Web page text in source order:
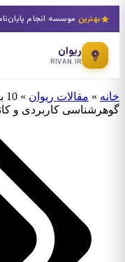
بهترین موسسه انجام
ریوان
RIVAN.IR
خانه » مقالات ریوان »
گوهرشناسی کاربردی و